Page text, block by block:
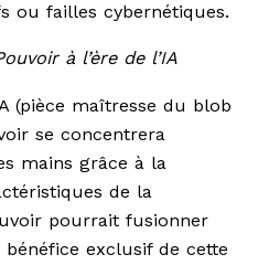
ou failles cybernétiques.
à l’ère de l’IA
(pièce maîtresse du blob
se concentrera
mains grâce à la
de la
pourrait fusionner
exclusif de cette